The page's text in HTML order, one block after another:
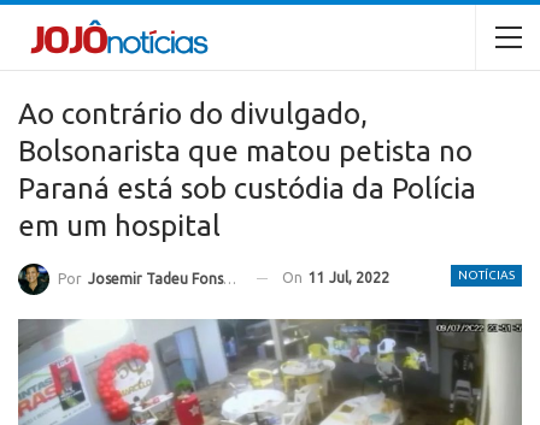
Ao contrário do divulgado,
Bolsonarista que matou petista no
Paraná está sob custódia da Polícia
em um hospital
NOTÍCIAS
Por Josemir Tadeu Fonseca On 11 Jul, 2022